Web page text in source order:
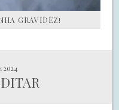
GRAVIDEZ!
2024